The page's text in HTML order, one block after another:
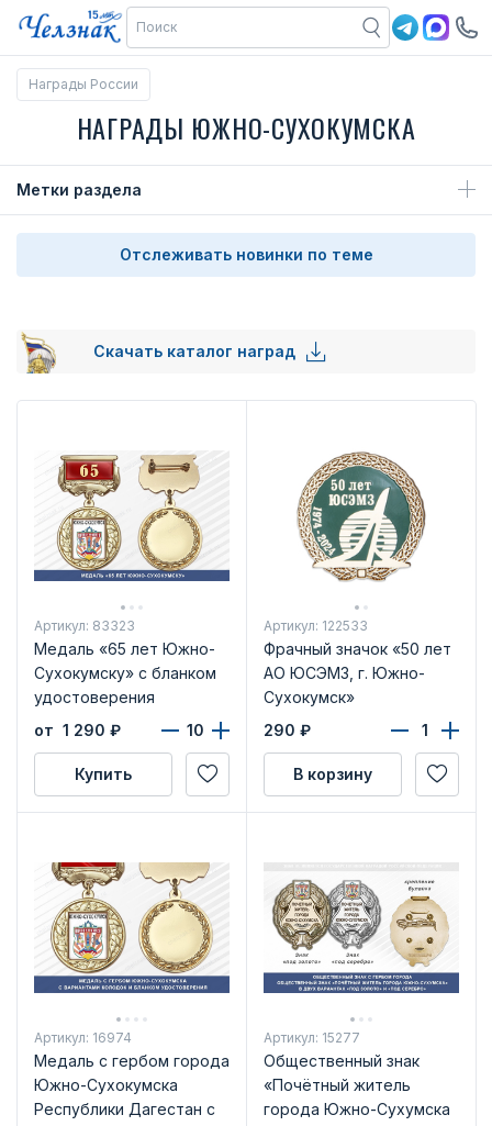
Награды России
НАГРАДЫ ЮЖНО-СУХОКУМСКА
Метки раздела
Отслеживать новинки по теме
Скачать каталог наград
Артикул: 83323
Медаль «65 лет Южно-
Сухокумску» с бланком
удостоверения
от 1 290 ₽
Купить
Артикул: 122533
Фрачный значок «50 лет
АО ЮСЭМЗ, г. Южно-
Сухокумск»
290 ₽
В корзину
Артикул: 16974
Медаль с гербом города
Южно-Сухокумска
Республики Дагестан с
Артикул: 15277
Общественный знак
«Почётный житель
города Южно-Сухумска